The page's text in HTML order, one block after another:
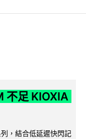
不足 KIOXIA
，結合低延遲快閃記